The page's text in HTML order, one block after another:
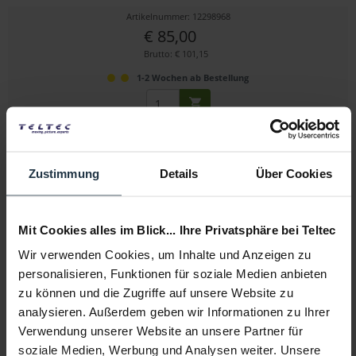
Zustimmung Details Über Cookies
Mit Cookies alles im Blick... Ihre Privatsphäre bei Teltec
Wir verwenden Cookies, um Inhalte und Anzeigen zu
personalisieren, Funktionen für soziale Medien anbieten
zu können und die Zugriffe auf unsere Website zu
analysieren. Außerdem geben wir Informationen zu Ihrer
Verwendung unserer Website an unsere Partner für
soziale Medien, Werbung und Analysen weiter. Unsere
Artikelnummer: 12298968
€ 85,00
Brutto: € 101,15
1-2 Wochen ab Bestellung
Vocas Side Cage Bracket for RED V-RAPTOR
seitliche Halterung mit 1/4", 3/8" Gewinden und...
Artikelnummer: 12311111
€ 89,00